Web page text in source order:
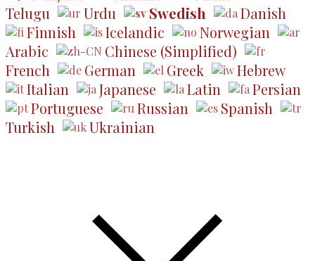
Telugu
Urdu Swedish
Danish
Finnish
Icelandic
Norwegian
Arabic
Chinese (Simplified)
French
German Greek
Hebrew
Italian
Japanese Latin
Persian
Portuguese
Russian
Spanish
Turkish
Ukrainian